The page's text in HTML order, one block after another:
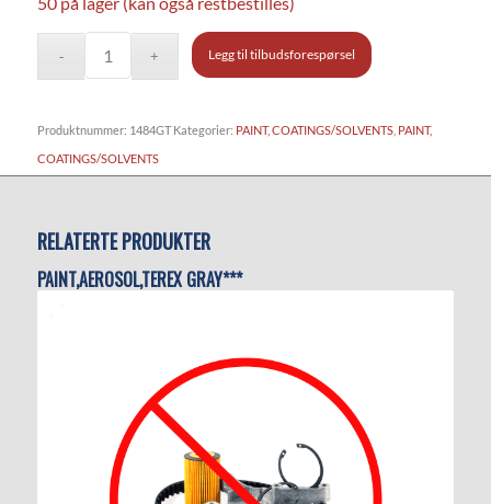
Legg til tilbudsforespørsel
Produktnummer: 1484GT Kategorier: PAINT, COATINGS/SOLVENTS, PAINT,
COATINGS/SOLVENTS
RELATERTE PRODUKTER
PAINT,AEROSOL,TEREX GRAY***